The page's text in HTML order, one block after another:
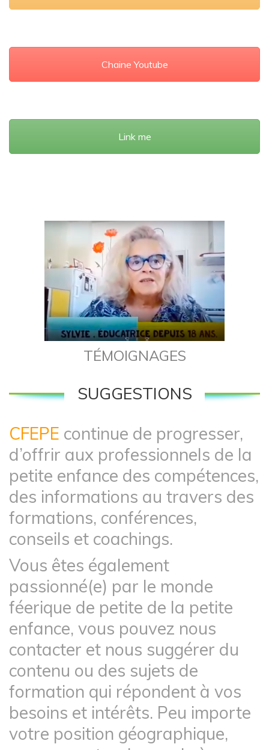
Chaine Youtube
Link me
TÉMOIGNAGES
SUGGESTIONS
CFEPE continue de progresser,
d’offrir aux professionnels de la
petite enfance des compétences,
des informations au travers des
formations, conférences,
conseils et coachings.
Vous êtes également
passionné(e) par le monde
féerique de petite de la petite
enfance, vous pouvez nous
contacter et nous suggérer du
contenu ou des sujets de
formation qui répondent à vos
besoins et intérêts. Peu importe
votre position géographique,